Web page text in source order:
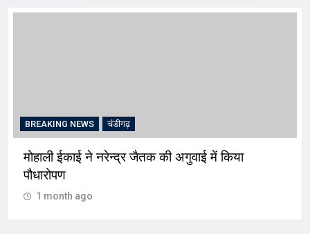
BREAKING NEWS चंडीगढ़
मोहाली ईकाई ने नरेन्द्र जैतक की अगुवाई में किया
पौधारोपण
1 month ago